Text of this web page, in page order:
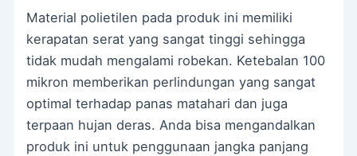
Material polietilen pada produk ini memiliki
kerapatan serat yang sangat tinggi sehingga
tidak mudah mengalami robekan. Ketebalan 100
mikron memberikan perlindungan yang sangat
optimal terhadap panas matahari dan juga
terpaan hujan deras. Anda bisa mengandalkan
produk ini untuk penggunaan jangka panjang